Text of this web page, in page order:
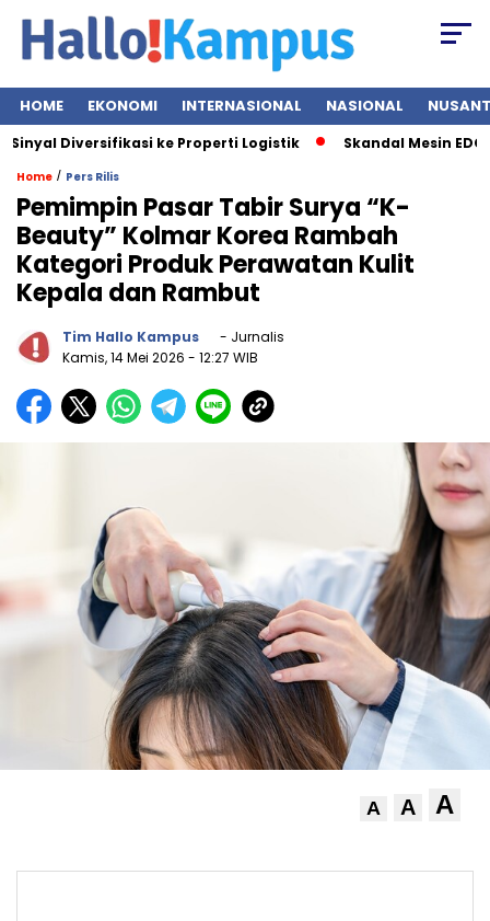
HOME EKONOMI INTERNASIONAL NASIONAL
Diversifikasi ke Properti Logistik Skandal Mesin EDC
Home / Pers Rilis
Pemimpin Pasar Tabir Surya “K-
Beauty” Kolmar Korea Rambah
Kategori Produk Perawatan Kulit
Kepala dan Rambut
Tim Hallo Kampus
- Jurnalis
Kamis, 14 Mei 2026 - 12:27 WIB
A A A